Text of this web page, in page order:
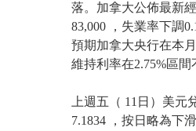
落。加拿大公佈最新
83,000 ，失業率下調
預期加拿大央行在本
維持利率在2.75%區間
上週五（ 11日）美元
7.1834 ，按日略為下